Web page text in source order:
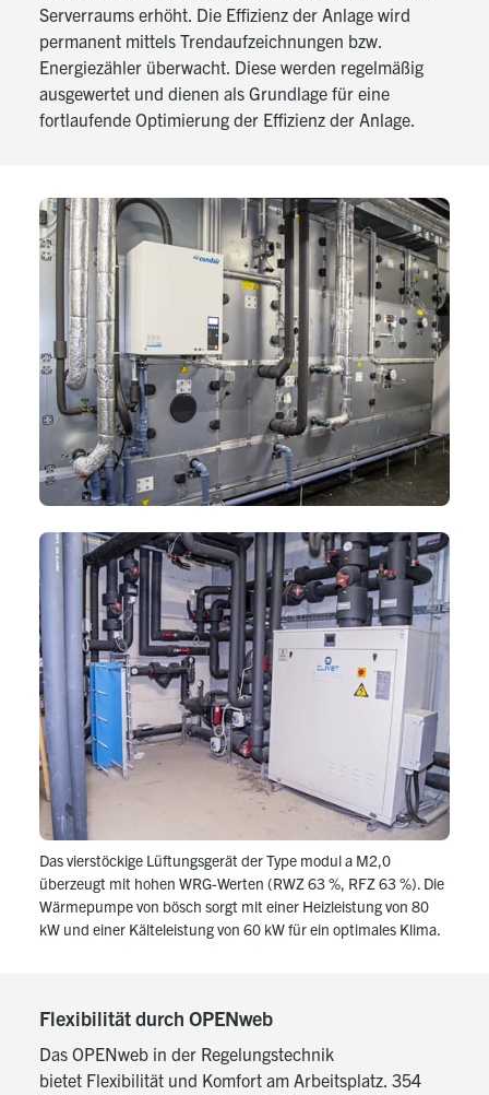
Serverraums erhöht. Die Effizienz der Anlage wird
permanent mittels Trendaufzeichnungen bzw.
Energiezähler überwacht. Diese werden regelmäßig
ausgewertet und dienen als Grundlage für eine
fortlaufende Optimierung der Effizienz der Anlage.
Das vierstöckige Lüftungsgerät der Type modul a M2,0
überzeugt mit hohen WRG-Werten (RWZ 63 %, RFZ 63 %). Die
Wärmepumpe von bösch sorgt mit einer Heizleistung von 80
kW und einer Kälteleistung von 60 kW für ein optimales Klima.
Flexibilität durch OPENweb
Das OPENweb in der Regelungstechnik
bietet Flexibilität und Komfort am Arbeitsplatz. 354